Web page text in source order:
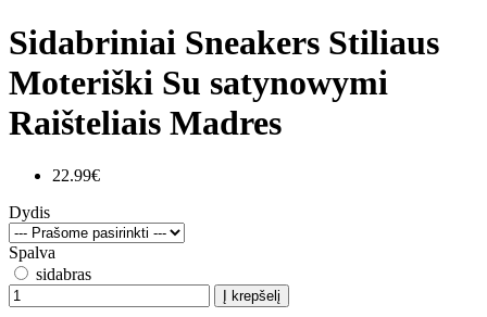
Sidabriniai Sneakers Stiliaus
Moteriški Su satynowymi
Raišteliais Madres
22.99€
Dydis
Spalva
sidabras
Į krepšelį